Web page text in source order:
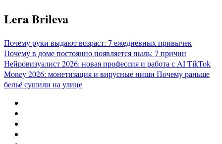
Перейти
к
Lera Brileva
Почему руки выдают возраст: 7 ежедневных привычек
Почему в доме постоянно появляется пыль: 7 причин
Нейровизуалист 2026: новая профессия и работа с AITikTok
Money 2026: монетизация и вирусные ниши Почему раньше
бельё сушили на улице